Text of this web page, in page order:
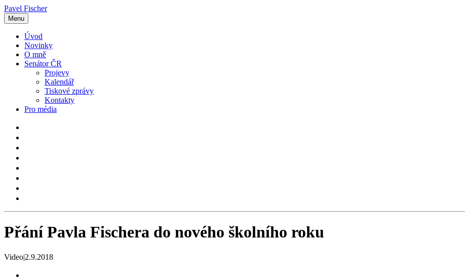
Pavel Fischer
Menu
Úvod
Novinky
O mně
Senátor ČR
Projevy
Kalendář
Tiskové zprávy
Kontakty
Pro média
Přání Pavla Fischera do nového školního roku
Video|2.9.2018